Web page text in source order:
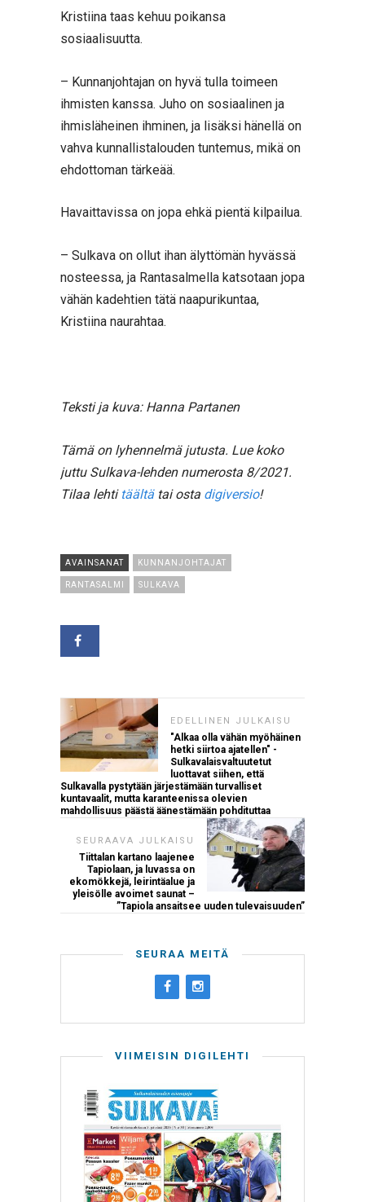
Kristiina taas kehuu poikansa
sosiaalisuutta.
– Kunnanjohtajan on hyvä tulla toimeen
ihmisten kanssa. Juho on sosiaalinen ja
ihmisläheinen ihminen, ja lisäksi hänellä on
vahva kunnallistalouden tuntemus, mikä on
ehdottoman tärkeää.
Havaittavissa on jopa ehkä pientä kilpailua.
– Sulkava on ollut ihan älyttömän hyvässä
nosteessa, ja Rantasalmella katsotaan jopa
vähän kadehtien tätä naapurikuntaa,
Kristiina naurahtaa.
Teksti ja kuva: Hanna Partanen
Tämä on lyhennelmä jutusta. Lue koko
juttu Sulkava-lehden numerosta 8/2021.
Tilaa lehti täältätai osta digiversio!
AVAINSANAT KUNNANJOHTAJAT
RANTASALMI SULKAVA
EDELLINEN JULKAISU
"Alkaa olla vähän myöhäinen
hetki siirtoa ajatellen" -
Sulkavalaisvaltuutetut
luottavat siihen, että
Sulkavalla pystytään järjestämään turvalliset
kuntavaalit, mutta karanteenissa olevien
mahdollisuus päästä äänestämään pohdituttaa
SEURAAVA JULKAISU
Tiittalan kartano laajenee
Tapiolaan, ja luvassa on
ekomökkejä, leirintäalue ja
yleisölle avoimet saunat –
”Tapiola ansaitsee uuden tulevaisuuden”
SEURAA MEITÄ
VIIMEISIN DIGILEHTI